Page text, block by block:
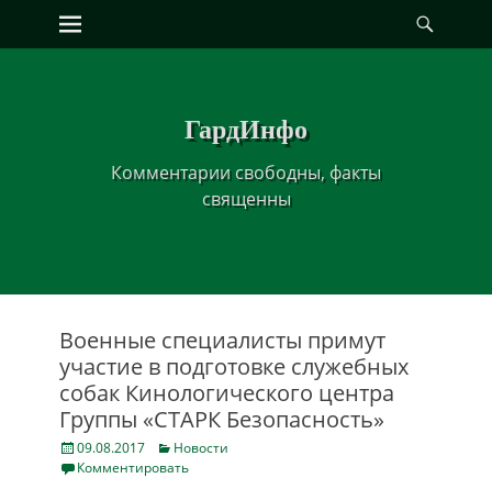
Skip
Primary Menu
ГардИнфо
Комментарии свободны, факты
священны
Военные специалисты примут
участие в подготовке служебных
собак Кинологического центра
Группы «СТАРК Безопасность»
Posted
on
09.08.2017 Categories
Новости
Комментировать